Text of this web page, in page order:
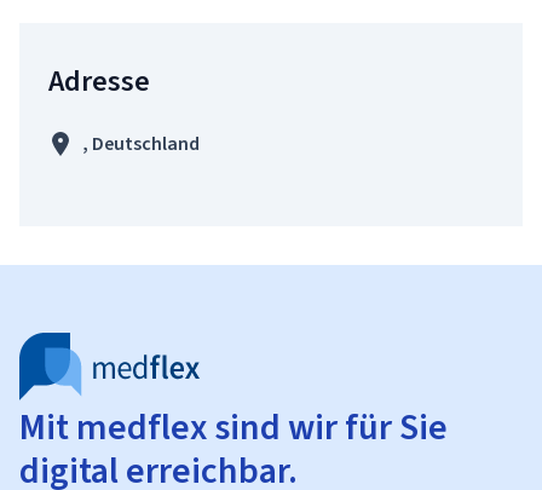
Adresse
, Deutschland
Mit medflex sind wir für Sie
digital erreichbar.